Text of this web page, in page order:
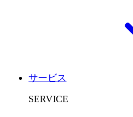
サービス
SERVICE